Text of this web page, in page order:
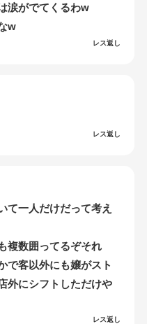
涙がでてくるわw
w
レス返し
レス返し
て一人だけだって考え
複数囲ってるぞそれ
で客以外にも嬢がスト
外にシフトしただけや
レス返し